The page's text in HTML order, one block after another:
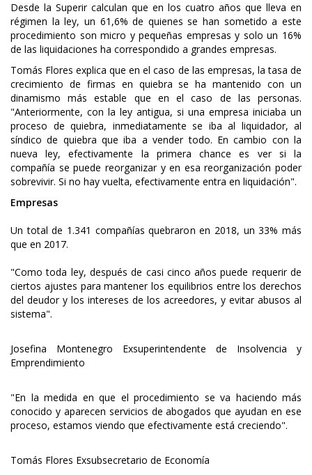
Desde la Superir calculan que en los cuatro años que lleva en
régimen la ley, un 61,6% de quienes se han sometido a este
procedimiento son micro y pequeñas empresas y solo un 16%
de las liquidaciones ha correspondido a grandes empresas.
Tomás Flores explica que en el caso de las empresas, la tasa de
crecimiento de firmas en quiebra se ha mantenido con un
dinamismo más estable que en el caso de las personas.
"Anteriormente, con la ley antigua, si una empresa iniciaba un
proceso de quiebra, inmediatamente se iba al liquidador, al
síndico de quiebra que iba a vender todo. En cambio con la
nueva ley, efectivamente la primera chance es ver si la
compañía se puede reorganizar y en esa reorganización poder
sobrevivir. Si no hay vuelta, efectivamente entra en liquidación".
Empresas
Un total de 1.341 compañías quebraron en 2018, un 33% más
que en 2017.
"Como toda ley, después de casi cinco años puede requerir de
ciertos ajustes para mantener los equilibrios entre los derechos
del deudor y los intereses de los acreedores, y evitar abusos al
sistema".
Josefina Montenegro Exsuperintendente de Insolvencia y
Emprendimiento
"En la medida en que el procedimiento se va haciendo más
conocido y aparecen servicios de abogados que ayudan en ese
proceso, estamos viendo que efectivamente está creciendo".
Tomás Flores Exsubsecretario de Economía